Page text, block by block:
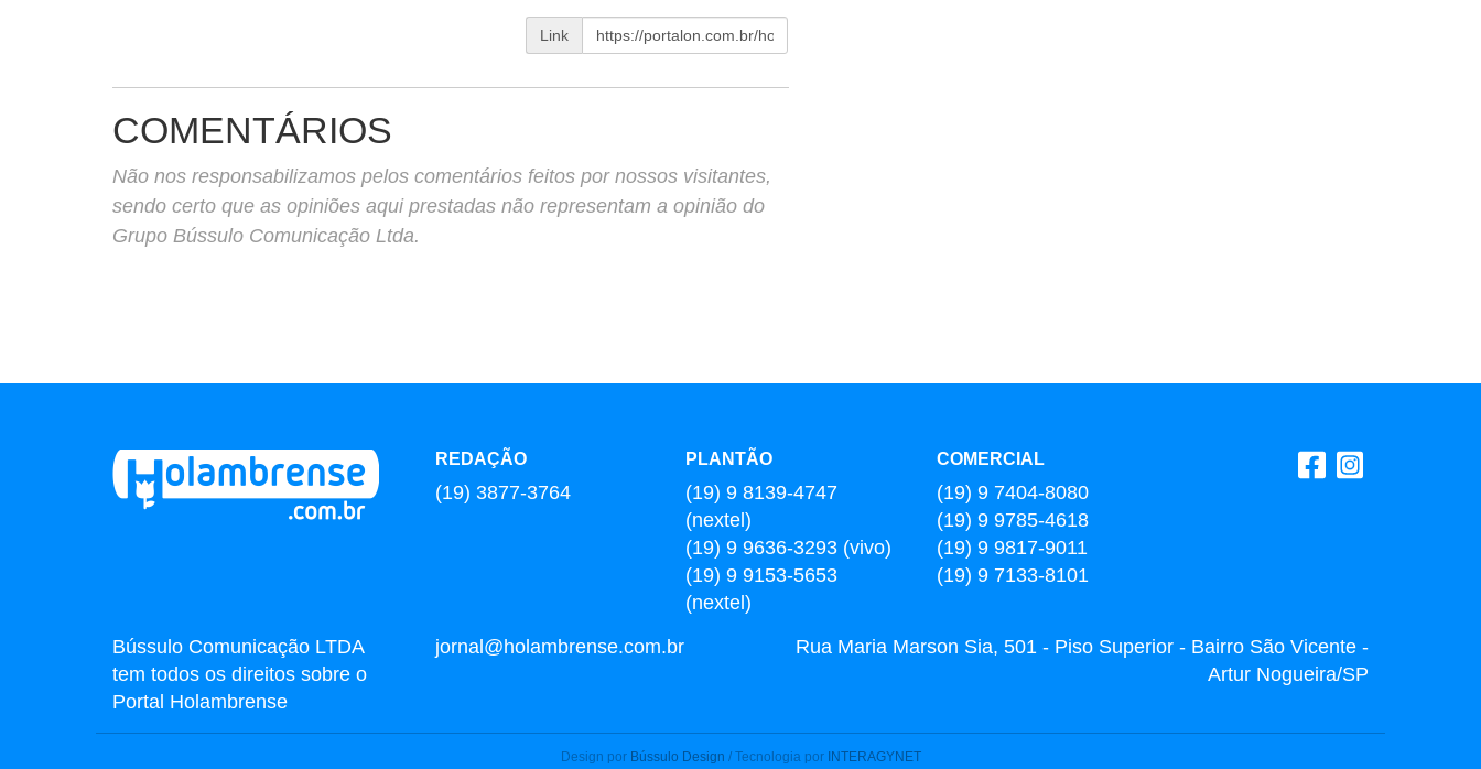
Link
COMENTÁRIOS
Não nos responsabilizamos pelos comentários feitos por nossos visitantes,
sendo certo que as opiniões aqui prestadas não representam a opinião do
Grupo Bússulo Comunicação Ltda.
REDAÇÃO
(19) 3877-3764
PLANTÃO
(19) 9 8139-4747
(nextel)
(19) 9 9636-3293 (vivo)
(19) 9 9153-5653
(nextel)
COMERCIAL
(19) 9 7404-8080
(19) 9 9785-4618
(19) 9 9817-9011
(19) 9 7133-8101
Bússulo Comunicação LTDA
tem todos os direitos sobre o
Portal Holambrense
jornal@holambrense.com.br
Rua Maria Marson Sia, 501 - Piso Superior - Bairro São Vicente -
Artur Nogueira/SP
Design por Bússulo Design / Tecnologia por INTERAGYNET